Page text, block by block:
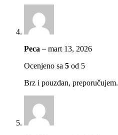
Peca – mart 13, 2026
Ocenjeno sa 5 od 5
Brz i pouzdan, preporučujem.